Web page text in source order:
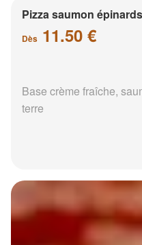
Pizza saumon
Dès 11.50 €
Base crème fraîche,
terre